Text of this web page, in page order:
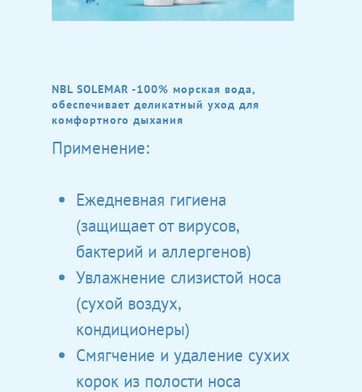
NBL SOLEMAR -100% морская вода,
обеспечивает деликатный уход для
комфортного дыхания
Применение:
Ежедневная гигиена
(защищает от вирусов,
бактерий и аллергенов)
Увлажнение слизистой носа
(сухой воздух,
кондиционеры)
Смягчение и удаление сухих
корок из полости носа